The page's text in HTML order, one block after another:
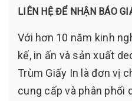
LIÊN HỆ ĐỂ NHẬN BÁO
Với hơn 10 năm kinh
kế, in ấn và sản xuất
Trùm Giấy In là đơn vị
cung cấp và phân phối